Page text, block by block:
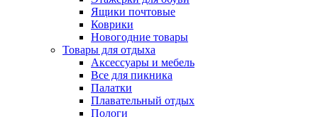
Ящики почтовые
Коврики
Новогодние товары
Товары для отдыха
Аксессуары и мебель
Все для пикника
Палатки
Плавательный отдых
Пологи